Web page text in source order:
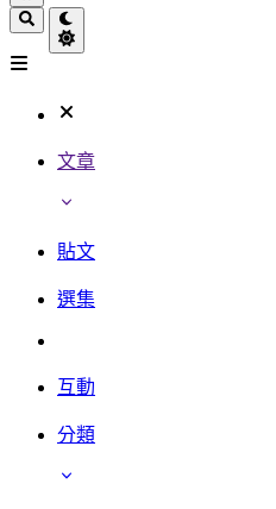
文章
貼文
選集
互動
分類